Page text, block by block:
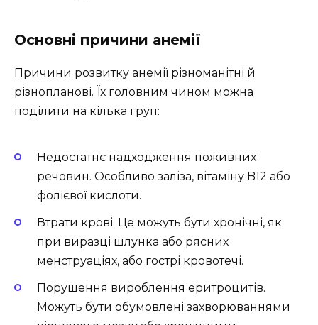
Основні причини анемії
Причини розвитку анемії різноманітні й
різнопланові. Їх головним чином можна
поділити на кілька груп:
Недостатнє надходження поживних
речовин. Особливо заліза, вітаміну B12 або
фолієвої кислоти.
Втрати крові. Це можуть бути хронічні, як
при виразці шлунка або рясних
менструаціях, або гострі кровотечі.
Порушення вироблення еритроцитів.
Можуть бути обумовлені захворюваннями